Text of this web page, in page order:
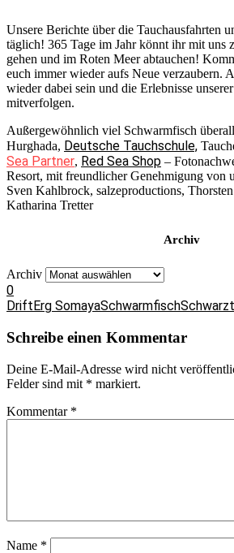
Unsere Berichte über die Tauchausfahrten
täglich! 365 Tage im Jahr könnt ihr mit uns
gehen und im Roten Meer abtauchen!
euch immer wieder aufs Neue verzaubern.
wieder dabei sein und die Erlebnisse
mitverfolgen.
Außergewöhnlich viel Schwarmfisch
Hurghada, Deutsche Tauchschule,
Sea Partner, Red Sea Shop –
Resort, mit freundlicher Genehmigung von
Sven Kahlbrock, salzeproductions,
Katharina Tretter
Archiv
Archiv
0
Drift Erg SomayaSchwarmfisch
Schreibe einen Kommentar
Deine E-Mail-Adresse wird nicht
Felder sind mit * markiert.
Kommentar *
Name *